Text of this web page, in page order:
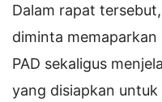
Dalam rapat
diminta
PAD sekaligus
yang disiapkan